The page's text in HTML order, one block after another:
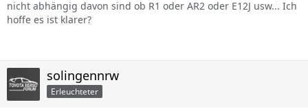
nicht abhängig davon sind ob R1 oder AR2 oder E12J usw... Ich
hoffe es ist klarer?
solingennrw
Erleuchteter